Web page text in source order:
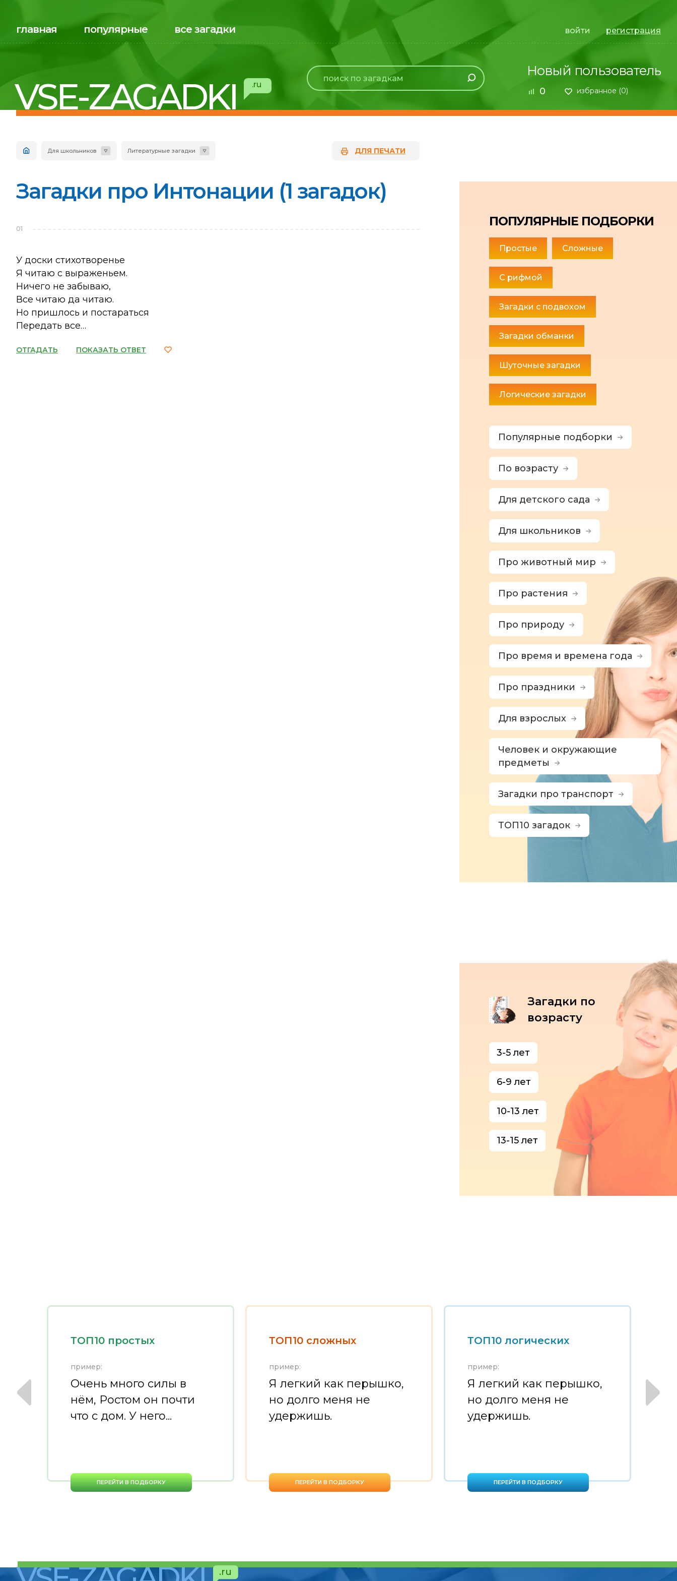
главная популярные все загадки войти регистрация
VSE-ZAGADKI .ru
Новый пользователь
0 избранное (0)
Для школьников Литературные загадки ДЛЯ ПЕЧАТИ
Загадки про Интонации (1 загадок)
01
У доски стихотворенье
Я читаю с выраженьем.
Ничего не забываю,
Все читаю да читаю.
Но пришлось и постараться
Передать все…
ОТГАДАТЬ ПОКАЗАТЬ ОТВЕТ
ПОПУЛЯРНЫЕ ПОДБОРКИ
Простые Сложные
С рифмой
Загадки с подвохом
Загадки обманки
Шуточные загадки
Логические загадки
Популярные подборки
По возрасту
Для детского сада
Для школьников
Про животный мир
Про растения
Про природу
Про время и времена года
Про праздники
Для взрослых
Человек и окружающие
предметы
Загадки про транспорт
ТОП10 загадок
Загадки по
возрасту
3-5 лет
6-9 лет
10-13 лет
13-15 лет
ТОП10 простых
пример:
Очень много силы в
нём, Ростом он почти
что с дом. У него...
ПЕРЕЙТИ В ПОДБОРКУ
ТОП10 сложных
пример:
Я легкий как перышко,
но долго меня не
удержишь.
ПЕРЕЙТИ В ПОДБОРКУ
ТОП10 логических
пример:
Я легкий как перышко,
но долго меня не
удержишь.
ПЕРЕЙТИ В ПОДБОРКУ
.ru